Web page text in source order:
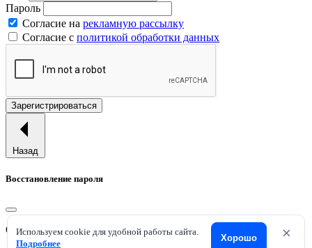
Используем cookie для удобной работы сайта.
Подробнее
Хорошо ×
Пароль
Согласие на рекламную рассылку
Согласие с политикой обработки данных
Зарегистрироваться
Назад
Восстановление пароля
Отправим ссылку для смены пароля на ваш email.